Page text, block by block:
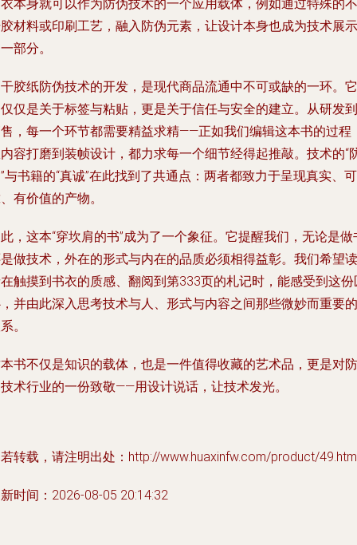
本身就可以作为防伪技术的一个应用载体，例如通过特殊的不
材料或印刷工艺，融入防伪元素，让设计本身也成为技术展示
部分。
胶纸防伪技术的开发，是现代商品流通中不可或缺的一环。它
仅是关于标签与粘贴，更是关于信任与安全的建立。从研发到
，每一个环节都需要精益求精——正如我们编辑这本书的过程
容打磨到装帧设计，都力求每一个细节经得起推敲。技术的“
与书籍的“真诚”在此找到了共通点：两者都致力于呈现真实、可
有价值的产物。
，这本“穿坎肩的书”成为了一个象征。它提醒我们，无论是做
做技术，外在的形式与内在的品质必须相得益彰。我们希望读
触摸到书衣的质感、翻阅到第333页的札记时，能感受到这份
并由此深入思考技术与人、形式与内容之间那些微妙而重要的
。
书不仅是知识的载体，也是一件值得收藏的艺术品，更是对防
术行业的一份致敬——用设计说话，让技术发光。
转载，请注明出处：http://www.huaxinfw.com/product/
时间：2026-08-05 20:14:32